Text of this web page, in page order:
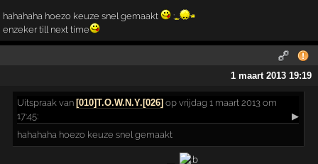
hahahaha hoezo keuze snel gemaakt
:
enzeker till next time
1 maart 2013 19:19
Uitspraak van [010]T.O.W.N.Y.[026] op vrijdag 1 maart 2013 om
17:45:
▶
hahahaha hoezo keuze snel gemaakt